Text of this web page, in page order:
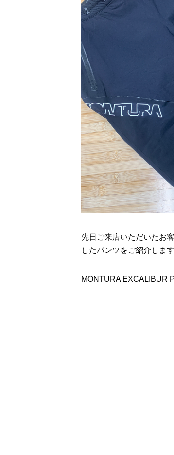
先日ご来店いただいたお
したパンツをご紹介します
MONTURA EXCALIBUR